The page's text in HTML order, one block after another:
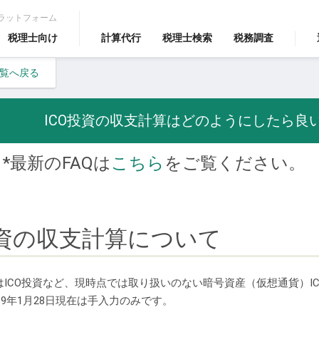
ットフォーム
税理士向け 計算代行 税理士検索 税務調査
へ戻る
ICO投資の収支計算はどのようにしたら良
FAQはこちら をご覧ください。
の収支計算について
投資など、現時点では取り扱いのない暗号資産（仮想通貨）
年1月28日現在は手入力のみです。